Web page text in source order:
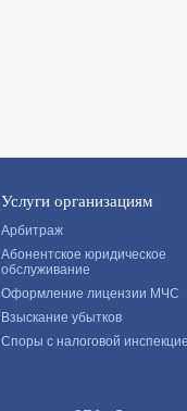
Услуги организациям
Арбитраж
Абонентское юридическое
обслуживание
Оформление лицензии МЧС
Взыскание убытков
Споры с налоговой